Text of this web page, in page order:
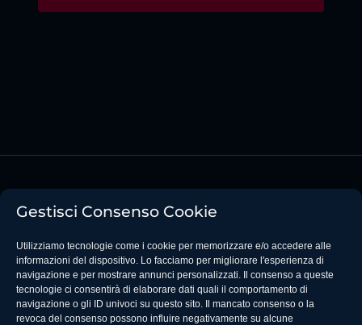
Gestisci Consenso Cookie
Utilizziamo tecnologie come i cookie per memorizzare e/o accedere alle
informazioni del dispositivo. Lo facciamo per migliorare l'esperienza di
navigazione e per mostrare annunci personalizzati. Il consenso a queste
tecnologie ci consentirà di elaborare dati quali il comportamento di
navigazione o gli ID univoci su questo sito. Il mancato consenso o la
revoca del consenso possono influire negativamente su alcune
Privacy Policy del Sito Web
Cookie Policy